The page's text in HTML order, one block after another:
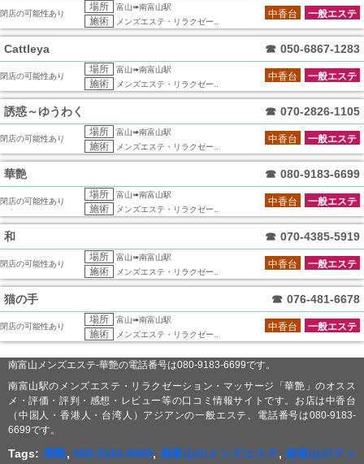
閉店の可能性あり
場所 富山➠南富山駅
施術 メンズエステ・リラクゼー..
一般エステ
中香台
Cattleya ☎ 050-6867-1283
閉店の可能性あり
場所 富山➠南富山駅
施術 メンズエステ・リラクゼー..
一般エステ
中香台
誘惑～ゆうわく ☎ 070-2826-1105
閉店の可能性あり
場所 富山➠南富山駅
施術 メンズエステ・リラクゼー..
一般エステ
中香台
華艶 ☎ 080-9183-6699
閉店の可能性あり
場所 富山➠南富山駅
施術 メンズエステ・リラクゼー..
一般エステ
中香台
和 ☎ 070-4385-5919
閉店の可能性あり
場所 富山➠南富山駅
施術 メンズエステ・リラクゼー..
一般エステ
中香台
猫の手 ☎ 076-481-6678
閉店の可能性あり
場所 富山➠南富山駅
施術 メンズエステ・リラクゼー..
一般エステ
中香台
南富山メンズエステ-華艶の電話番号は080-9183-6699です。
南富山駅のメンズエステ・リラクゼーション・マッサージ「華艶」のオスス
メ・評価・評判・感想・レビュー等の口コミ情報サイトです。お店は中香台
（中国人・香港人・台湾人）アジアンの一般エステ、電話番号は080-9183-
6699です。
Tags: 華艶,080-9183-6699, 南富山のメンズエステ,南富山のマッ